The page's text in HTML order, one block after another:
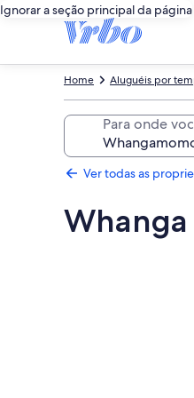
Ignorar a seção principal da página
Aluguéis por
Home
Para onde
Ver todas as